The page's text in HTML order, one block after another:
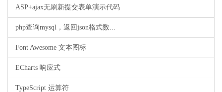
ASP+ajax无刷新提交表单演示代码
php查询mysql，返回json格式数...
Font Awesome 文本图标
ECharts 响应式
TypeScript 运算符